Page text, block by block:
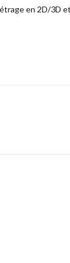
en 2D/3D